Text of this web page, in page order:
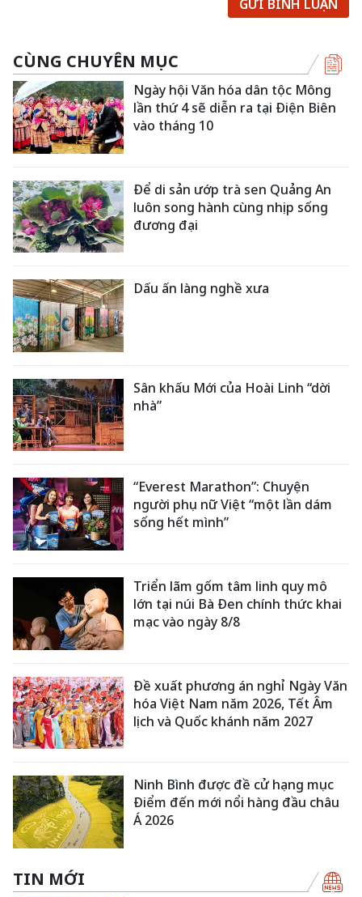
GỬI BÌNH LUẬN
CÙNG CHUYÊN MỤC
Ngày hội Văn hóa dân tộc Mông
lần thứ 4 sẽ diễn ra tại Điện Biên
vào tháng 10
Để di sản ướp trà sen Quảng An
luôn song hành cùng nhịp sống
đương đại
Dấu ấn làng nghề xưa
Sân khấu Mới của Hoài Linh “dời
nhà”
“Everest Marathon”: Chuyện
người phụ nữ Việt “một lần dám
sống hết mình”
Triển lãm gốm tâm linh quy mô
lớn tại núi Bà Đen chính thức khai
mạc vào ngày 8/8
Đề xuất phương án nghỉ Ngày Văn
hóa Việt Nam năm 2026, Tết Âm
lịch và Quốc khánh năm 2027
Ninh Bình được đề cử hạng mục
Điểm đến mới nổi hàng đầu châu
Á 2026
TIN MỚI